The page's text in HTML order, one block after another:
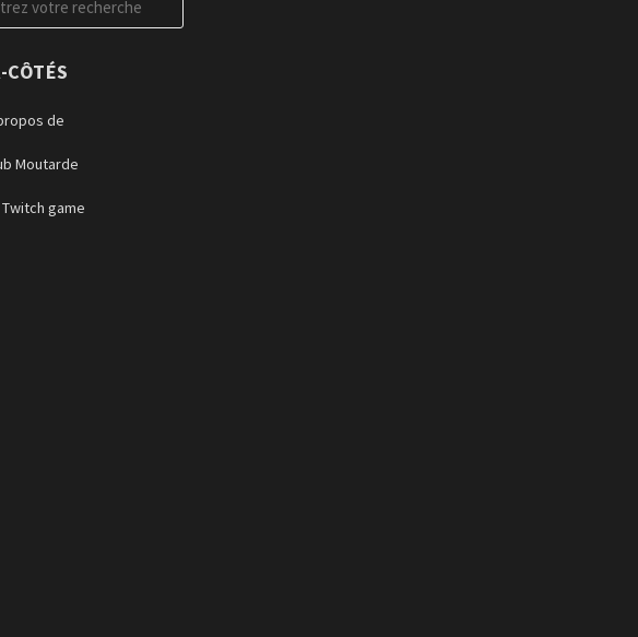
CÔTÉS
de
Moutarde
Twitch game